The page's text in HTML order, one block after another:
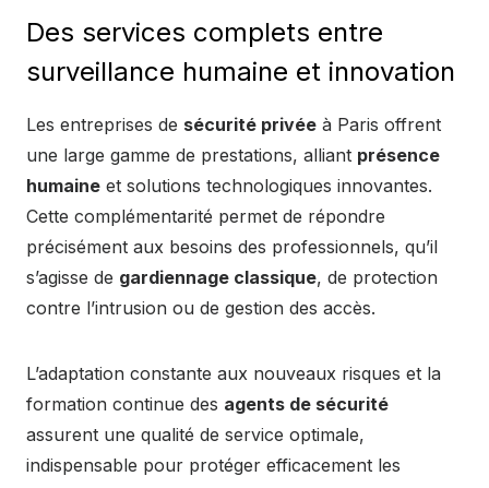
Des services complets entre
surveillance humaine et innovation
Les entreprises de sécurité privée à Paris offrent
une large gamme de prestations, alliant présence
humaine et solutions technologiques innovantes.
Cette complémentarité permet de répondre
précisément aux besoins des professionnels, qu’il
s’agisse de gardiennage classique, de protection
contre l’intrusion ou de gestion des accès.
L’adaptation constante aux nouveaux risques et la
formation continue des agents de sécurité
assurent une qualité de service optimale,
indispensable pour protéger efficacement les